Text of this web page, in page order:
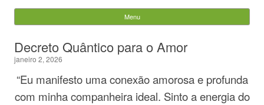
Evandro Legramonte
por:
Menu
Decreto Quântico para o Amor
janeiro 2, 2026
“Eu manifesto uma conexão amorosa e profunda
com minha companheira ideal. Sinto a energia do